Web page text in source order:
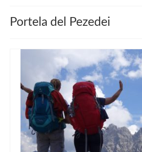
muveLIVELY
muveBOLDLY
muveFAR
Portela del Pezedei